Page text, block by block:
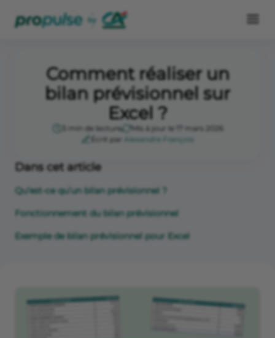
Comment réaliser un
bilan prévisionnel sur
Excel ?
3 min de lecture
Mis à jour le 17 mars 2026
Écrit par
Alexandre François
Dans cet article
Qu’est-ce qu’un bilan prévisionnel ?
Fonctionnement du bilan prévisionnel
Exemple de bilan prévisionnel pour Excel